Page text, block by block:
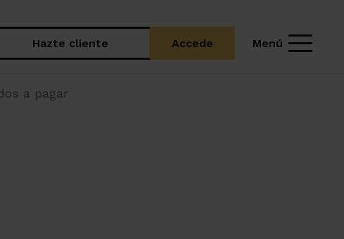
Hazte cliente Accede Menú
a pagar